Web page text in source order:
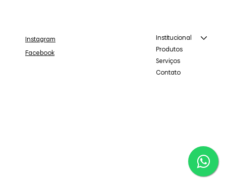
Institucional
Produtos
Serviços
Contato
Instagram
Facebook